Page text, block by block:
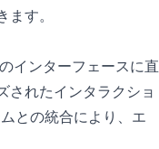
す。
インターフェースに直
されたインタラクショ
との統合により、エ